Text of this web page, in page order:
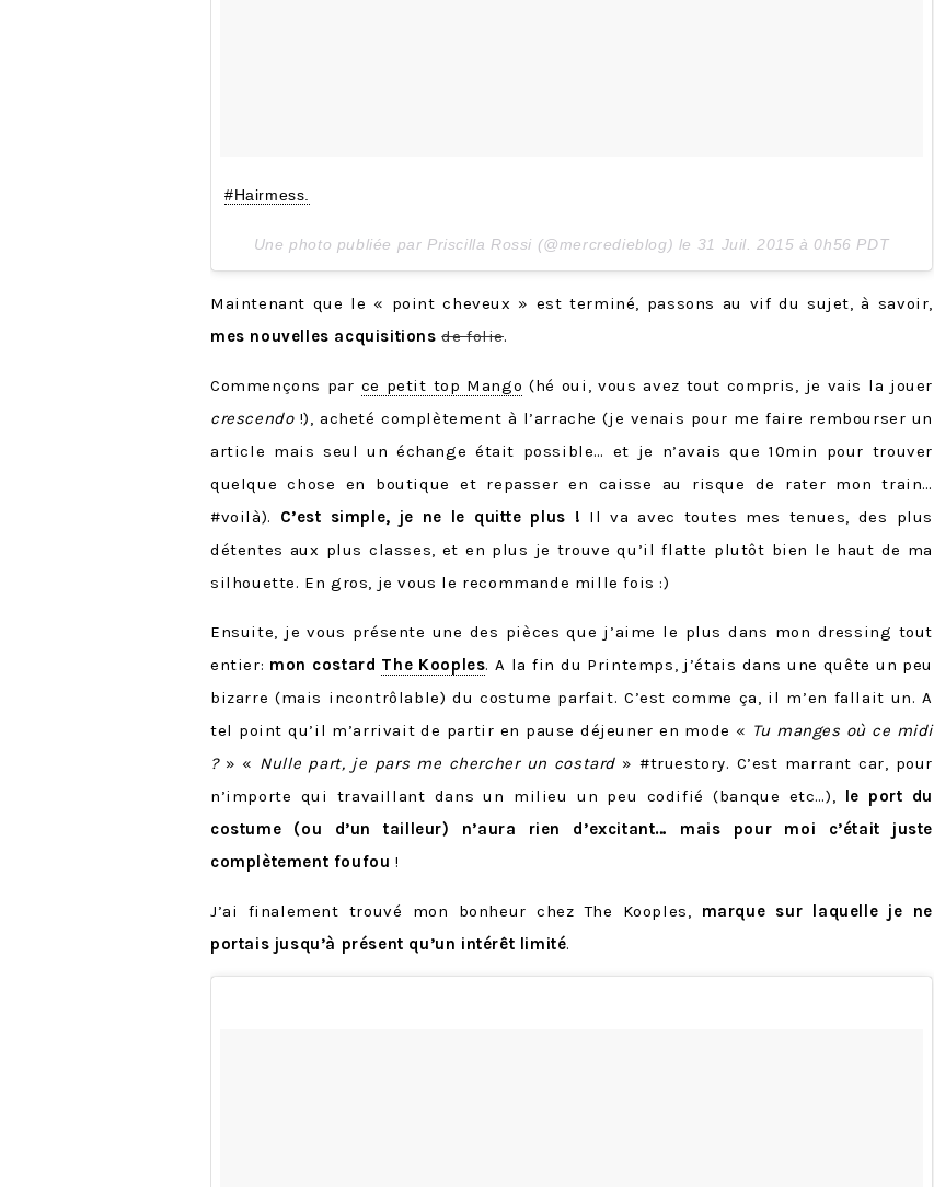
#Hairmess.
Une photo publiée par Priscilla Rossi (@mercredieblog) le 31 Juil. 2015 à 0h56 PDT
Maintenant que le « point cheveux » est terminé, passons au vif du sujet, à savoir,
mes nouvelles acquisitions de folie.
Commençons par ce petit top Mango (hé oui, vous avez tout compris, je vais la jouer
crescendo!), acheté complètement à l’arrache (je venais pour me faire rembourser un
article mais seul un échange était possible… et je n’avais que 10min pour trouver
quelque chose en boutique et repasser en caisse au risque de rater mon train…
#voilà). C’est simple, je ne le quitte plus ! Il va avec toutes mes tenues, des plus
détentes aux plus classes, et en plus je trouve qu’il flatte plutôt bien le haut de ma
silhouette. En gros, je vous le recommande mille fois :)
Ensuite, je vous présente une des pièces que j’aime le plus dans mon dressing tout
entier: mon costard The Kooples. A la fin du Printemps, j’étais dans une quête un peu
bizarre (mais incontrôlable) du costume parfait. C’est comme ça, il m’en fallait un. A
tel point qu’il m’arrivait de partir en pause déjeuner en mode « Tu manges où ce midi
?» « Nulle part, je pars me chercher un costard » #truestory. C’est marrant car, pour
n’importe qui travaillant dans un milieu un peu codifié (banque etc…), le port du
costume (ou d’un tailleur) n’aura rien d’excitant… mais pour moi c’était juste
complètement foufou !
J’ai finalement trouvé mon bonheur chez The Kooples, marque sur laquelle je ne
portais jusqu’à présent qu’un intérêt limité.